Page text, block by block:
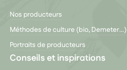
Nos producteurs
Méthodes de culture (bio, Demeter…)
Portraits de producteurs
Conseils et inspirations